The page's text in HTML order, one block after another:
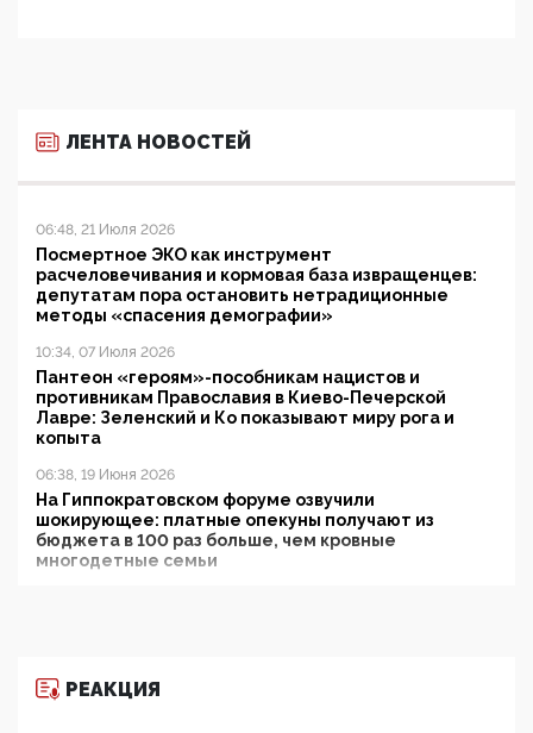
ЛЕНТА НОВОСТЕЙ
06:48, 21 Июля 2026
Посмертное ЭКО как инструмент
расчеловечивания и кормовая база извращенцев:
депутатам пора остановить нетрадиционные
методы «спасения демографии»
10:34, 07 Июля 2026
Пантеон «героям»-пособникам нацистов и
противникам Православия в Киево-Печерской
Лавре: Зеленский и Ко показывают миру рога и
копыта
06:38, 19 Июня 2026
На Гиппократовском форуме озвучили
шокирующее: платные опекуны получают из
бюджета в 100 раз больше, чем кровные
многодетные семьи
11:53, 09 Июня 2026
РЕАКЦИЯ